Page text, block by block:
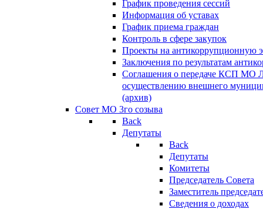
График проведения сессий
Информация об уставах
График приема граждан
Контроль в сфере закупок
Проекты на антикоррупционную
Заключения по результатам
Соглашения о передаче КСП МО
осуществлению внешнего
(архив)
Совет МО 3го созыва
Back
Депутаты
Back
Депутаты
Комитеты
Председатель Совета
Заместитель
Сведения о доходах